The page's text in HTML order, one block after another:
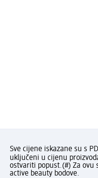
Sve cijene iskazane su s
uključeni u cijenu
ostvariti popust.(#) Za ovu
active beauty bodove.